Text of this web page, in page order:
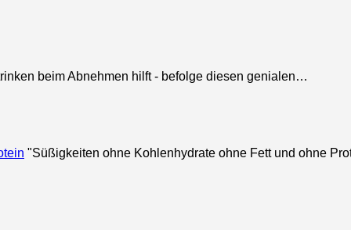
beim Abnehmen hilft - befolge diesen genialen…
"Süßigkeiten ohne Kohlenhydrate ohne Fett und ohne